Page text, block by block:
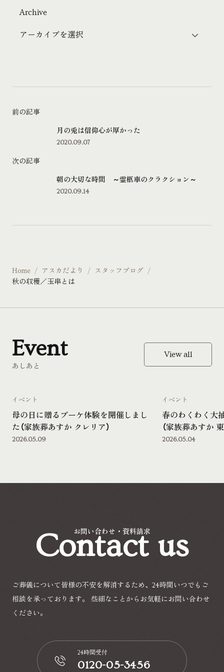
Archive
前の記事
月の兎は信仰心が厚かった
2020.09.07
次の記事
朝の大切な時間 ～霊柩車のクラクション～
2020.09.14
Home アスカだより
スタッフブログ
秋の収穫／玉串とは
あしあと
Event View all
母の日に贈るブーケ体験を開催しまし
た（家族葬あすか クレリア）
イベント
2026.05.09
春のわくわく大
（家族葬あすか
イベント
2026.05.04
お問い合わせ・資料請求
Contact us
ご葬儀について皆様の不安を解消するため、24時間いつでもご
相談を承っております。
些細なことからお気軽にお問い合わせ
ください。
24時間受付
0120-05-3456